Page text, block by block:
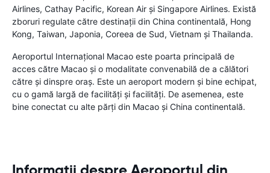
Airlines, Cathay Pacific, Korean Air și Singapore Airlines. Există
zboruri regulate către destinații din China continentală, Hong
Kong, Taiwan, Japonia, Coreea de Sud, Vietnam și Thailanda.
Aeroportul Internațional Macao este poarta principală de
acces către Macao și o modalitate convenabilă de a călători
către și dinspre oraș. Este un aeroport modern și bine echipat,
cu o gamă largă de facilități și facilități. De asemenea, este
bine conectat cu alte părți din Macao și China continentală.